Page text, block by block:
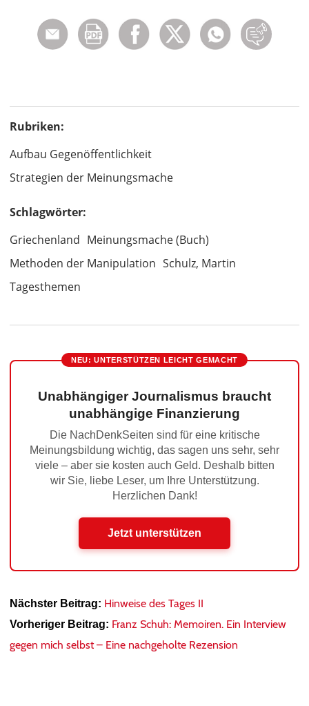
Rubriken:
Aufbau Gegenöffentlichkeit
Strategien der Meinungsmache
Schlagwörter:
Griechenland Meinungsmache (Buch)
Methoden der Manipulation Schulz, Martin
Tagesthemen
NEU: UNTERSTÜTZEN LEICHT GEMACHT
Unabhängiger Journalismus braucht
unabhängige Finanzierung
Die NachDenkSeiten sind für eine kritische
Meinungsbildung wichtig, das sagen uns sehr, sehr
viele – aber sie kosten auch Geld. Deshalb bitten
wir Sie, liebe Leser, um Ihre Unterstützung.
Herzlichen Dank!
Jetzt unterstützen
Nächster Beitrag: Hinweise des Tages II
Vorheriger Beitrag: Franz Schuh: Memoiren. Ein Interview
gegen mich selbst – Eine nachgeholte Rezension